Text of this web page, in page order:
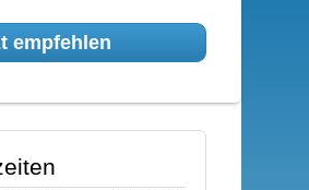
empfehlen